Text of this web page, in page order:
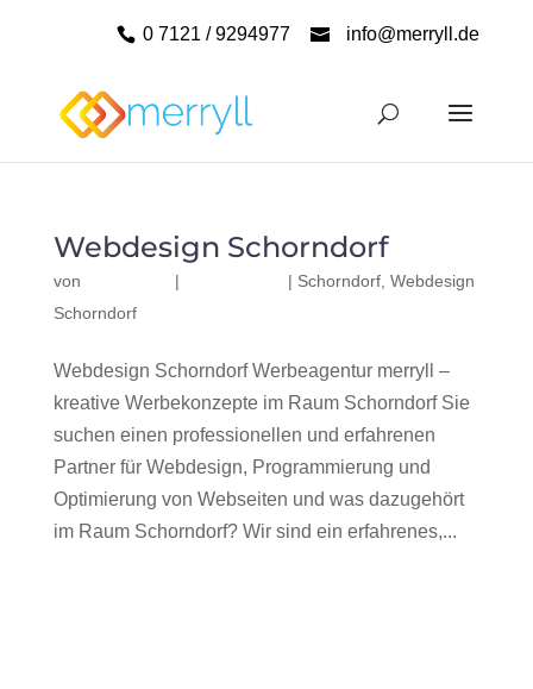
0 7121 / 9294977 info@merryll.de
Webdesign Schorndorf
von | | Schorndorf, Webdesign
Schorndorf
Webdesign Schorndorf Werbeagentur merryll –
kreative Werbekonzepte im Raum Schorndorf Sie
suchen einen professionellen und erfahrenen
Partner für Webdesign, Programmierung und
Optimierung von Webseiten und was dazugehört
im Raum Schorndorf? Wir sind ein erfahrenes,...